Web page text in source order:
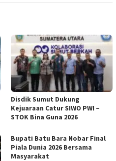
Disdik Sumut Dukung
Kejuaraan Catur SIWO PWI –
STOK Bina Guna 2026
Bupati Batu Bara Nobar Final
Piala Dunia 2026 Bersama
Masyarakat